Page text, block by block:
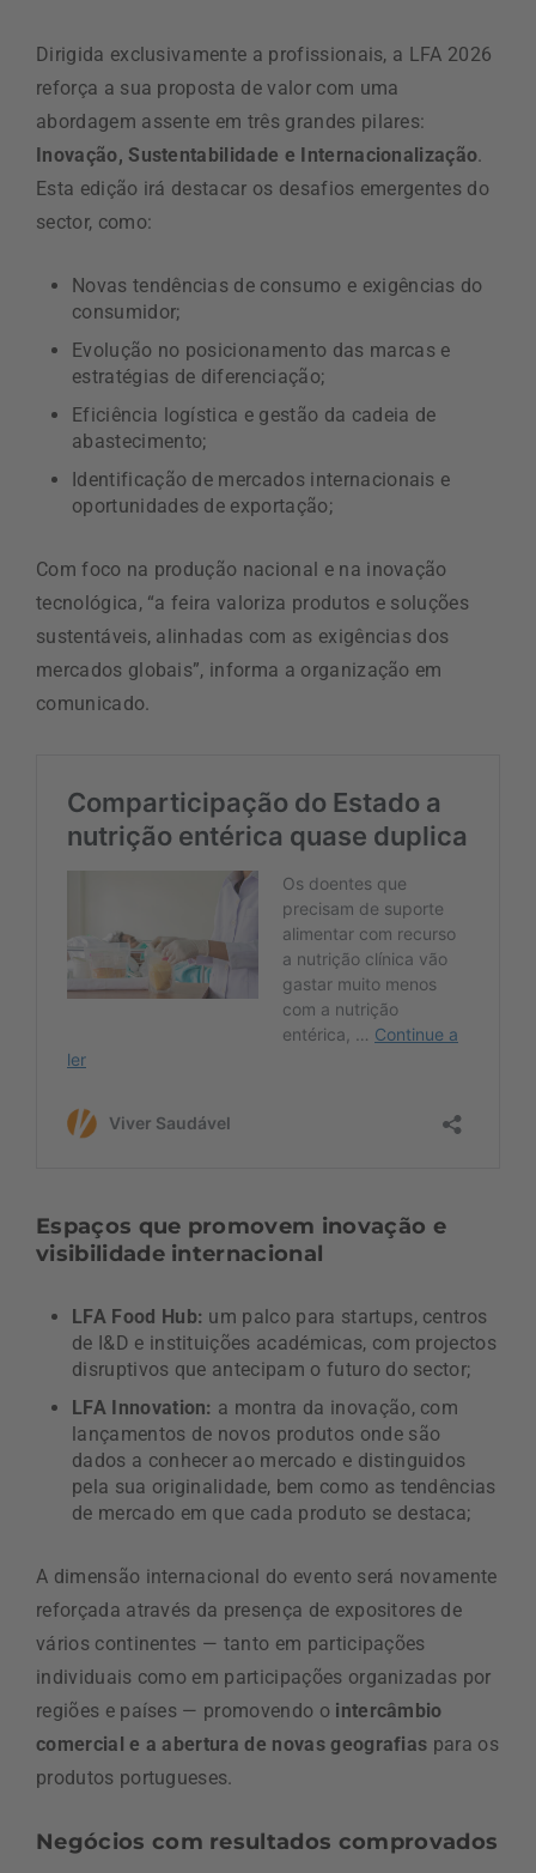
Dirigida exclusivamente a profissionais, a LFA 2026
reforça a sua proposta de valor com uma
abordagem assente em três grandes pilares:
Inovação, Sustentabilidade e Internacionalização.
Esta edição irá destacar os desafios emergentes do
sector, como:
Novas tendências de consumo e exigências do
consumidor;
Evolução no posicionamento das marcas e
estratégias de diferenciação;
Eficiência logística e gestão da cadeia de
abastecimento;
Identificação de mercados internacionais e
oportunidades de exportação;
Com foco na produção nacional e na inovação
tecnológica, “a feira valoriza produtos e soluções
sustentáveis, alinhadas com as exigências dos
mercados globais”, informa a organização em
comunicado.
Espaços que promovem inovação e
visibilidade internacional
LFA Food Hub: um palco para startups, centros
de I&D e instituições académicas, com projectos
disruptivos que antecipam o futuro do sector;
LFA Innovation: a montra da inovação, com
lançamentos de novos produtos onde são
dados a conhecer ao mercado e distinguidos
pela sua originalidade, bem como as tendências
de mercado em que cada produto se destaca;
A dimensão internacional do evento será novamente
reforçada através da presença de expositores de
vários continentes — tanto em participações
individuais como em participações organizadas por
regiões e países — promovendo o intercâmbio
comercial e a abertura de novas geografias para os
produtos portugueses.
Negócios com resultados comprovados